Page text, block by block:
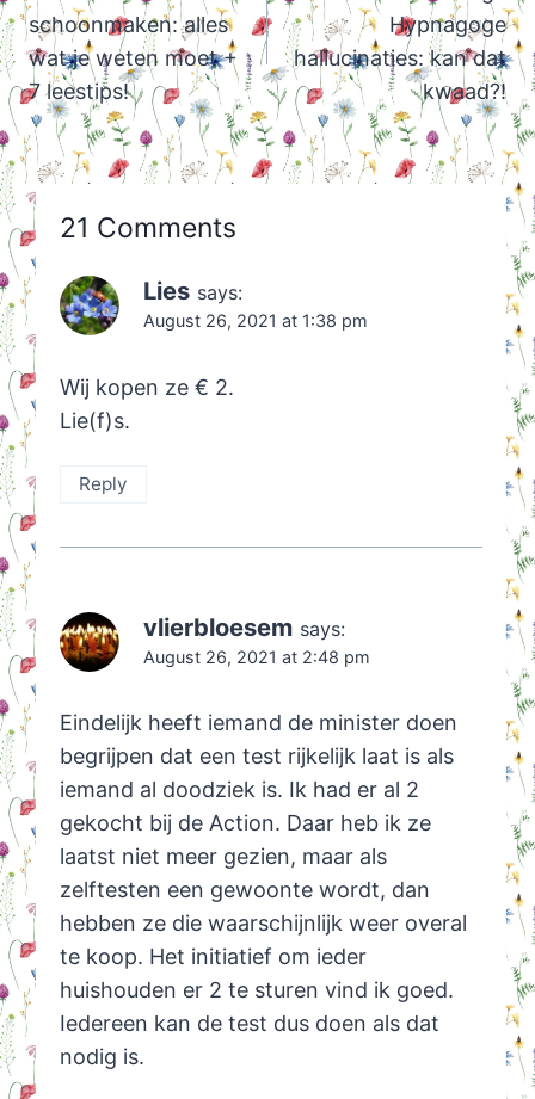
schoonmaken: alles
wat je weten moet +
7 leestips!
Hypnagoge
hallucinaties: kan dat
kwaad?!
21 Comments
Lies says:
August 26, 2021 at 1:38 pm
Wij kopen ze € 2.
Lie(f)s.
Reply
vlierbloesem says:
August 26, 2021 at 2:48 pm
Eindelijk heeft iemand de minister doen
begrijpen dat een test rijkelijk laat is als
iemand al doodziek is. Ik had er al 2
gekocht bij de Action. Daar heb ik ze
laatst niet meer gezien, maar als
zelftesten een gewoonte wordt, dan
hebben ze die waarschijnlijk weer overal
te koop. Het initiatief om ieder
huishouden er 2 te sturen vind ik goed.
Iedereen kan de test dus doen als dat
nodig is.